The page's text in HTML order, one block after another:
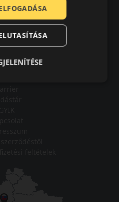
tájékoztató